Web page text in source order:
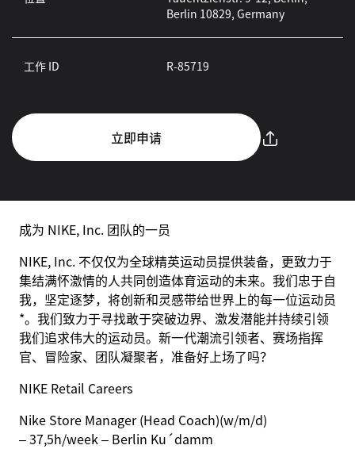
Berlin 10829, Germany
工作 ID R-85719
立即申请
成为 NIKE, Inc. 团队的一员
NIKE, Inc. 不仅仅为全球精英运动员提供装备，更致力于
集结满怀激情的人共同创造体育运动的未来。我们忠于自
我，坚定逐梦，将创新和灵感带给世界上的每一位运动员
*。我们致力于寻找敢于突破边界、激发潜能并持续引领
我们追求伟大的运动员。新一代潮流引领者、赛场指挥
官、冒险家、团队凝聚者，准备好上场了吗？
NIKE Retail Careers
Nike Store Manager (Head Coach)(w/m/d)
– 37,5h/week – Berlin Ku´damm